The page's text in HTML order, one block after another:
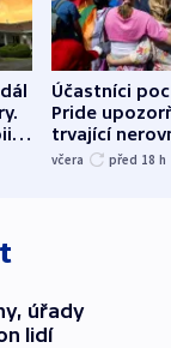
Účastníci
Pride
trvající
včera před 18 h
úřady
lidí